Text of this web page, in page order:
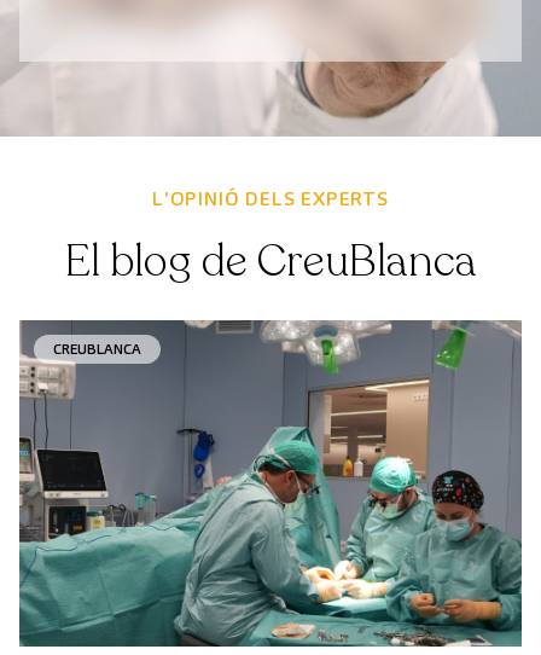
L'OPINIÓ DELS EXPERTS
El blog de CreuBlanca
CREUBLANCA